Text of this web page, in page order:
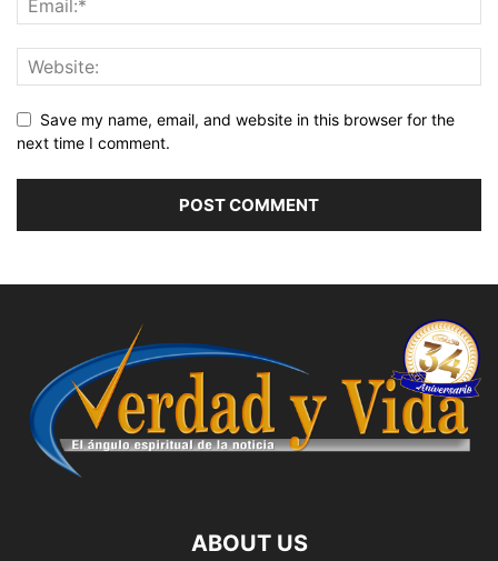
Save my name, email, and website in this browser for the
next time I comment.
ABOUT US